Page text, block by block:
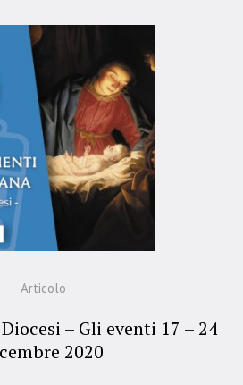
Articolo
– Gli eventi 17 – 24
2020